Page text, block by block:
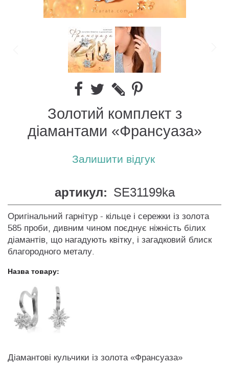
Золотий комплект з
діамантами «Франсуаза»
Залишити відгук
артикул: SE31199ka
Оригінальний гарнітур - кільце і сережки із золота
585 проби, дивним чином поєднує ніжність білих
діамантів, що нагадують квітку, і загадковий блиск
благородного металу.
Grouped
Діамантові кульчики із золота «Франсуаза»